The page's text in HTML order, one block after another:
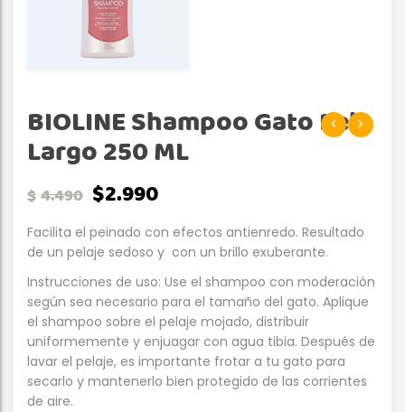
BIOLINE Shampoo Gato Pelo
Largo 250 ML
$4.490 $2.990
Facilita el peinado con efectos antienredo. Resultado
de un pelaje sedoso y con un brillo exuberante.
Instrucciones de uso: Use el shampoo con moderación
según sea necesario para el tamaño del gato. Aplique
el shampoo sobre el pelaje mojado, distribuir
uniformemente y enjuagar con agua tibia. Después de
lavar el pelaje, es importante frotar a tu gato para
secarlo y mantenerlo bien protegido de las corrientes
de aire.